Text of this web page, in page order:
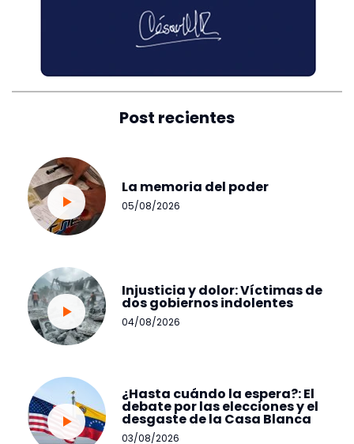
Post recientes
La memoria del poder
05/08/2026
Injusticia y dolor: Víctimas de
dos gobiernos indolentes
04/08/2026
¿Hasta cuándo la espera?: El
debate por las elecciones y el
desgaste de la Casa Blanca
03/08/2026